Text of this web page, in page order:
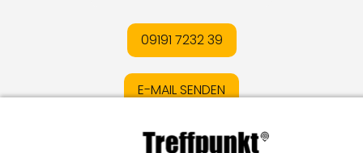
09191 7232 39
E-MAIL SENDEN